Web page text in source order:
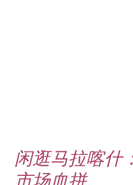
闲逛马拉喀什
市场血拼